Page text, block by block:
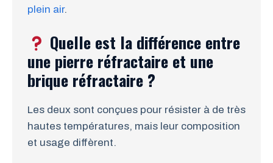
plein air.
Quelle est la différence entre
une pierre réfractaire et une
brique réfractaire ?
Les deux sont conçues pour résister à de très
hautes températures, mais leur composition
et usage diffèrent.